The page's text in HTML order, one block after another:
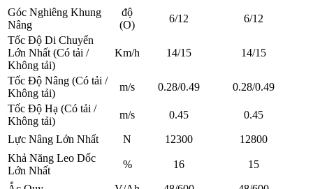
Góc Nghiêng Khung
Nâng
độ
(O)
6/12
6/12
Tốc Độ Di Chuyển
Lớn Nhất (Có tải /
Không tải)
Km/h 14/15 14/15
Tốc Độ Nâng (Có tải /
Không tải)
m/s 0.28/0.49
0.28/0.49
Tốc Độ Hạ (Có tải /
Không tải)
m/s 0.45 0.45
Lực Nâng Lớn Nhất N 12300
12800
Khả Năng Leo Dốc
Lớn Nhất
% 16 15